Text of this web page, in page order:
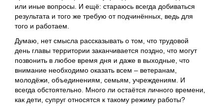
или иные вопросы. И ещё: стараюсь всегда добиваться
результата и того же требую от подчинённых, ведь для
того и работаем.
Думаю, нет смысла рассказывать о том, что трудовой
день главы территории заканчивается поздно, что могут
позвонить в любое время дня и даже в выходные, что
внимание необходимо оказать всем ‒ ветеранам,
молодёжи, объединениям, семьям, учреждениям. И
всегда обстоятельно. Много ли остаётся личного времени,
как дети, супруг относятся к такому режиму работы?